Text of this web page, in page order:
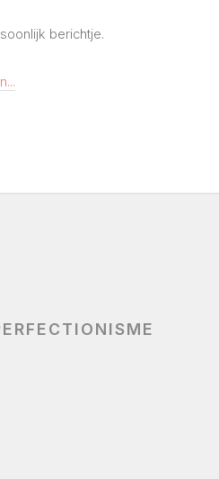
berichtje.